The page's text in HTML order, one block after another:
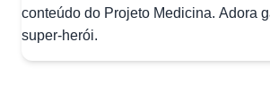
conteúdo do Projeto Medicina. Adora
super-herói.